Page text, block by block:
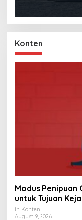
Konten
Modus Penipuan
untuk Tujuan
In Konten
August 9, 2026